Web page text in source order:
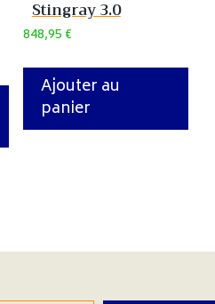
Stingray 3.0
848,95€
Ajouter au
panier